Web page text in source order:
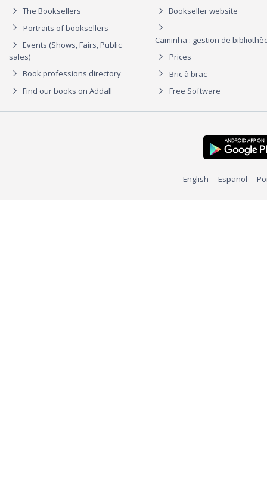
The Booksellers
Portraits of booksellers
Events (Shows, Fairs, Public
sales)
Book professions directory
Find our books on Addall
Bookseller website
Caminha : gestion de
Prices
Bric à brac
Free Software
English Español